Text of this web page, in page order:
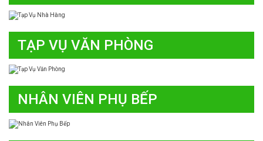
TẠP VỤ VĂN PHÒNG
NHÂN VIÊN PHỤ BẾP